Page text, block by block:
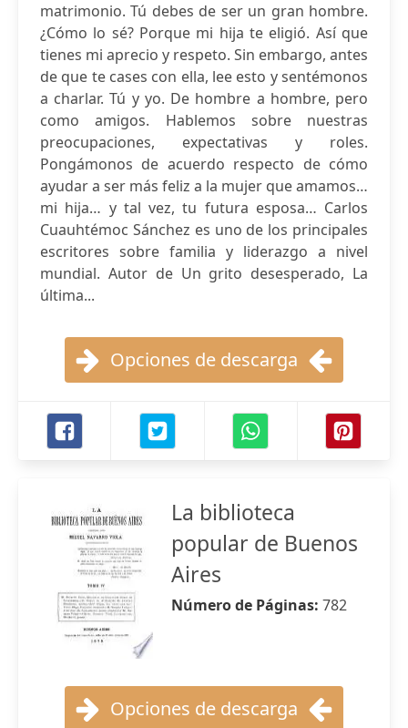
matrimonio. Tú debes de ser un gran hombre.
¿Cómo lo sé? Porque mi hija te eligió. Así que
tienes mi aprecio y respeto. Sin embargo, antes
de que te cases con ella, lee esto y sentémonos
a charlar. Tú y yo. De hombre a hombre, pero
como amigos. Hablemos sobre nuestras
preocupaciones, expectativas y roles.
Pongámonos de acuerdo respecto de cómo
ayudar a ser más feliz a la mujer que amamos…
mi hija… y tal vez, tu futura esposa… Carlos
Cuauhtémoc Sánchez es uno de los principales
escritores sobre familia y liderazgo a nivel
mundial. Autor de Un grito desesperado, La
última...
Opciones de descarga
La biblioteca
popular de Buenos
Aires
Número de Páginas: 782
Opciones de descarga